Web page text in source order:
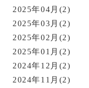
2025年04月(2)
2025年03月(2)
2025年02月(2)
2025年01月(2)
2024年12月(2)
2024年11月(2)